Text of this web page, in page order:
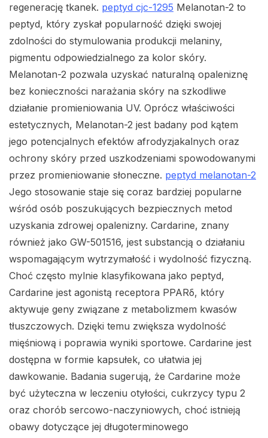
regenerację tkanek. peptyd cjc-1295 Melanotan-2 to
peptyd, który zyskał popularność dzięki swojej
zdolności do stymulowania produkcji melaniny,
pigmentu odpowiedzialnego za kolor skóry.
Melanotan-2 pozwala uzyskać naturalną opaleniznę
bez konieczności narażania skóry na szkodliwe
działanie promieniowania UV. Oprócz właściwości
estetycznych, Melanotan-2 jest badany pod kątem
jego potencjalnych efektów afrodyzjakalnych oraz
ochrony skóry przed uszkodzeniami spowodowanymi
przez promieniowanie słoneczne. peptyd melanotan-2
Jego stosowanie staje się coraz bardziej popularne
wśród osób poszukujących bezpiecznych metod
uzyskania zdrowej opalenizny. Cardarine, znany
również jako GW-501516, jest substancją o działaniu
wspomagającym wytrzymałość i wydolność fizyczną.
Choć często mylnie klasyfikowana jako peptyd,
Cardarine jest agonistą receptora PPARδ, który
aktywuje geny związane z metabolizmem kwasów
tłuszczowych. Dzięki temu zwiększa wydolność
mięśniową i poprawia wyniki sportowe. Cardarine jest
dostępna w formie kapsułek, co ułatwia jej
dawkowanie. Badania sugerują, że Cardarine może
być użyteczna w leczeniu otyłości, cukrzycy typu 2
oraz chorób sercowo-naczyniowych, choć istnieją
obawy dotyczące jej długoterminowego